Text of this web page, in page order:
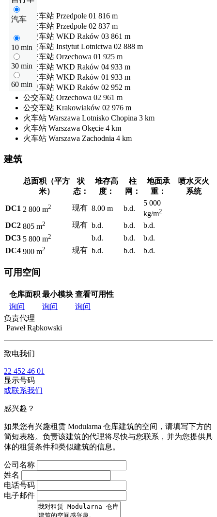
汽车
10 min
30 min
60 min
公交车站 Przedpole 01 816 m
公交车站 Przedpole 02 837 m
公交车站 WKD Raków 03 861 m
公交车站 Instytut Lotnictwa 02 888 m
公交车站 Orzechowa 01 925 m
公交车站 WKD Raków 04 933 m
公交车站 WKD Raków 01 933 m
公交车站 WKD Raków 02 952 m
公交车站 Orzechowa 02 961 m
公交车站 Krakowiaków 02 976 m
火车站 Warszawa Lotnisko Chopina 3 km
火车站 Warszawa Okęcie 4 km
火车站 Warszawa Zachodnia 4 km
建筑
总面积（平方
米）
状
态：
堆存高
度：
柱
网：
地面承
重：
喷水灭火
系统
DC1 2 800 m2 现有 8.00 m b.d.
5 000
kg/m2
DC2 805 m2 现有 b.d. b.d.
b.d.
DC3 5 800 m2 b.d. b.d.
b.d.
DC4 900 m2 现有 b.d. b.d. b.d.
可用空间
仓库面积 最小模块 查看可用性
询问
询问
询问
负责代理
Paweł Rąbkowski
致电我们
22 452 46 01
显示号码
或联系我们
感兴趣？
如果您有兴趣租赁 Modularna 仓库建筑的空间，请填写下方的
简短表格。负责该建筑的代理将尽快与您联系，并为您提供具
体的租赁条件和类似建筑的信息。
公司名称
姓名
电话号码
电子邮件